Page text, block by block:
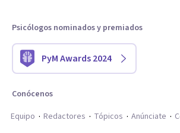
Psicólogos nominados y premiados
PyM Awards 2024
Conócenos
Equipo
Redactores Tópicos Anúnciate